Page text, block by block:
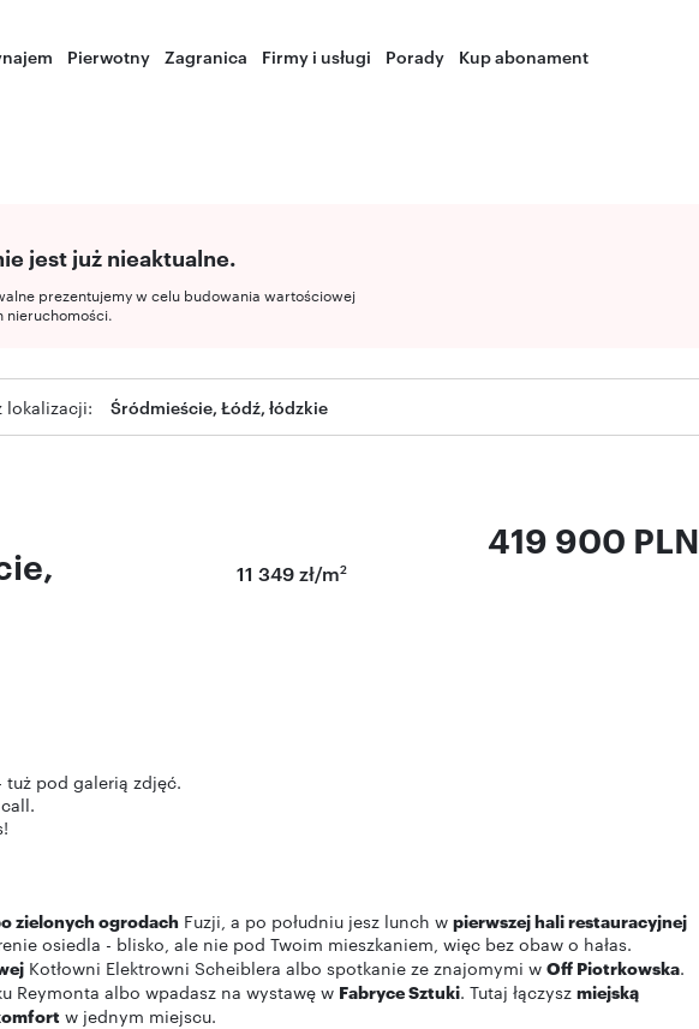
Pierwotny Zagranica Firmy i usługi Porady Kup abonament
jest już nieaktualne.
prezentujemy w celu budowania wartościowej
nieruchomości.
lokalizacji: Śródmieście, Łódź, łódzkie
419 900 PLN
11 349 zł/m2
pod galerią zdjęć.
zielonych ogrodach Fuzji, a po południu jesz lunch w pierwszej hali restauracyjnej
osiedla - blisko, ale nie pod Twoim mieszkaniem, więc bez obaw o hałas.
Kotłowni Elektrowni Scheiblera albo spotkanie ze znajomymi w Off Piotrkowska.
Reymonta albo wpadasz na wystawę w Fabryce Sztuki. Tutaj łączysz miejską
w jednym miejscu.